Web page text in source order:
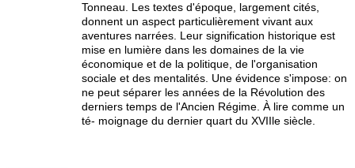
Tonneau. Les textes d'époque, largement cités,
donnent un aspect particulièrement vivant aux
aventures narrées. Leur signification historique est
mise en lumière dans les domaines de la vie
économique et de la politique, de l'organisation
sociale et des mentalités. Une évidence s'impose: on
ne peut séparer les années de la Révolution des
derniers temps de l'Ancien Régime. À lire comme un
té- moignage du dernier quart du XVIIle siècle.